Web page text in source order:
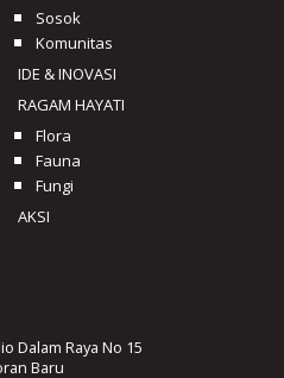
Sosok
Komunitas
IDE & INOVASI
RAGAM HAYATI
Flora
Fauna
Fungi
AKSI
Dalam Raya No 15
Baru